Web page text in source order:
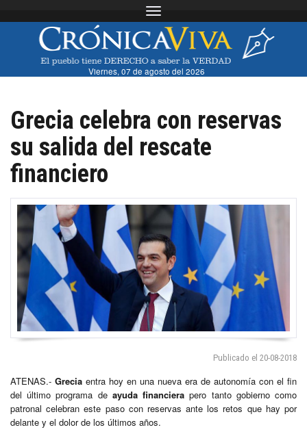
Toggle navigation
Viernes, 07 de agosto del 2026
Grecia celebra con reservas
su salida del rescate
financiero
Publicado el 20-08-2018
ATENAS.- Grecia entra hoy en una nueva era de autonomía con el fin
del último programa de ayuda financiera pero tanto gobierno como
patronal celebran este paso con reservas ante los retos que hay por
delante y el dolor de los últimos años.